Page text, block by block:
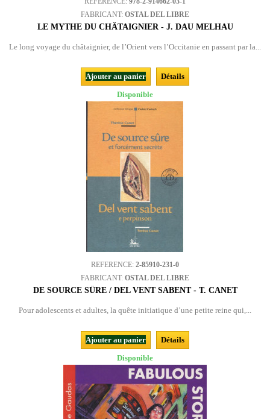
FABRICANT: OSTAL DEL LIBRE
LE MYTHE DU CHÂTAIGNIER - J. DAU MELHAU
Le long voyage du châtaignier, de l’Orient vers l’Occitanie en passant par la...
Ajouter au panier
Détails
Disponible
REFERENCE: 2-85910-231-0
FABRICANT: OSTAL DEL LIBRE
DE SOURCE SÛRE / DEL VENT SABENT - T. CANET
Pour adolescents et adultes, la quête initiatique d’une petite reine qui,...
Ajouter au panier
Détails
Disponible